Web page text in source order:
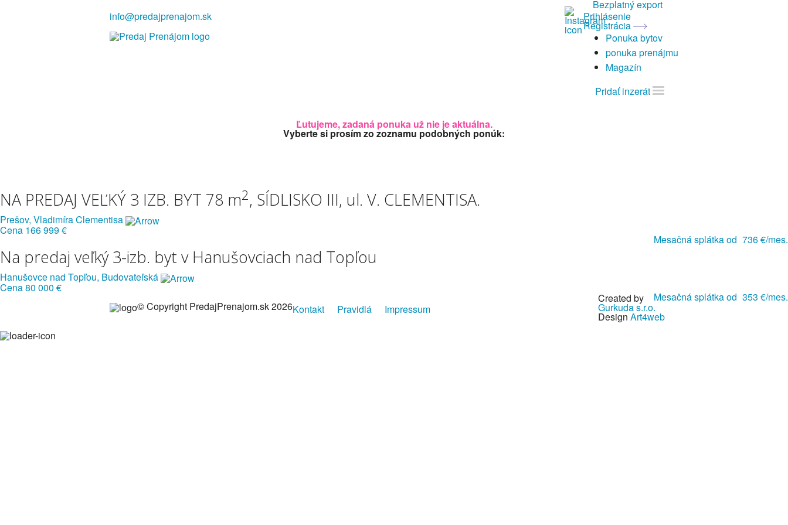
info@predajprenajom.sk
Bezplatný export
Prihlásenie
Registrácia
Ponuka bytov
ponuka prenájmu
Magazín
Pridať inzerát
Ľutujeme, zadaná ponuka už nie je aktuálna.
Vyberte si prosím zo zoznamu podobných ponúk:
NA PREDAJ VEĽKÝ 3 IZB. BYT 78 m2, SÍDLISKO III, ul. V. CLEMENTISA.
Prešov, Vladimíra Clementisa
Cena 166 999 €
Mesačná splátka od 736 €/mes.
Na predaj veľký 3-izb. byt v Hanušovciach nad Topľou
Hanušovce nad Topľou, Budovateľská
Cena80 000 €
Mesačná splátka od 353 €/mes.
© Copyright PredajPrenajom.sk 2026Kontakt Pravidlá Impressum
Created by
Gurkuda s.r.o.
DesignArt4web